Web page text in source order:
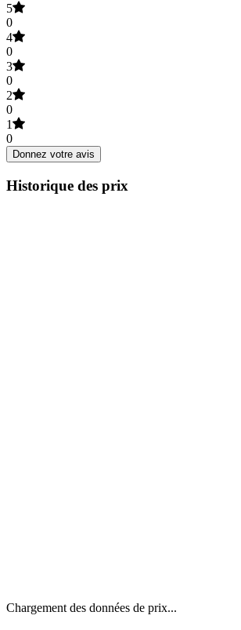
5
0
4
0
3
0
2
0
1
0
Donnez votre avis
Historique des prix
Chargement des données de prix...